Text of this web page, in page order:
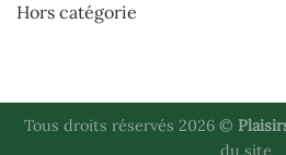
Hors catégorie
Tous droits réservés 2026 ©